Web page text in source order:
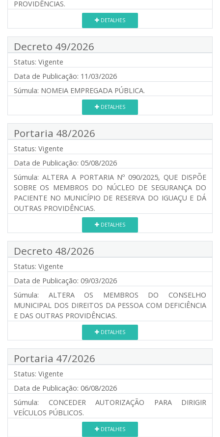
PROVIDÊNCIAS.
DETALHES
Decreto 49/2026
Status: Vigente
Data de Publicação: 11/03/2026
Súmula: NOMEIA EMPREGADA PÚBLICA.
DETALHES
Portaria 48/2026
Status: Vigente
Data de Publicação: 05/08/2026
Súmula: ALTERA A PORTARIA Nº 090/2025, QUE DISPÕE
SOBRE OS MEMBROS DO NÚCLEO DE SEGURANÇA DO
PACIENTE NO MUNICÍPIO DE RESERVA DO IGUAÇU E DÁ
OUTRAS PROVIDÊNCIAS.
DETALHES
Decreto 48/2026
Status: Vigente
Data de Publicação: 09/03/2026
Súmula: ALTERA OS MEMBROS DO CONSELHO
MUNICIPAL DOS DIREITOS DA PESSOA COM DEFICIÊNCIA
E DAS OUTRAS PROVIDÊNCIAS.
DETALHES
Portaria 47/2026
Status: Vigente
Data de Publicação: 06/08/2026
Súmula: CONCEDER AUTORIZAÇÃO PARA DIRIGIR
VEÍCULOS PÚBLICOS.
DETALHES